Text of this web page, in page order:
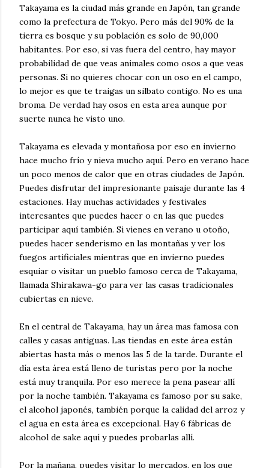
Takayama es la ciudad más grande en Japón, tan grande
como la prefectura de Tokyo. Pero más del 90% de la
tierra es bosque y su población es solo de 90,000
habitantes. Por eso, si vas fuera del centro, hay mayor
probabilidad de que veas animales como osos a que veas
personas. Si no quieres chocar con un oso en el campo,
lo mejor es que te traigas un silbato contigo. No es una
broma. De verdad hay osos en esta area aunque por
suerte nunca he visto uno.
Takayama es elevada y montañosa por eso en invierno
hace mucho frío y nieva mucho aquí. Pero en verano hace
un poco menos de calor que en otras ciudades de Japón.
Puedes disfrutar del impresionante paisaje durante las 4
estaciones. Hay muchas actividades y festivales
interesantes que puedes hacer o en las que puedes
participar aquí también. Si vienes en verano u otoño,
puedes hacer senderismo en las montañas y ver los
fuegos artificiales mientras que en invierno puedes
esquiar o visitar un pueblo famoso cerca de Takayama,
llamada Shirakawa-go para ver las casas tradicionales
cubiertas en nieve.
En el central de Takayama, hay un área mas famosa con
calles y casas antiguas. Las tiendas en este área están
abiertas hasta más o menos las 5 de la tarde. Durante el
día esta área está lleno de turistas pero por la noche
está muy tranquila. Por eso merece la pena pasear allí
por la noche también. Takayama es famoso por su sake,
el alcohol japonés, también porque la calidad del arroz y
el agua en esta área es excepcional. Hay 6 fábricas de
alcohol de sake aquí y puedes probarlas allí.
Por la mañana, puedes visitar lo mercados, en los que